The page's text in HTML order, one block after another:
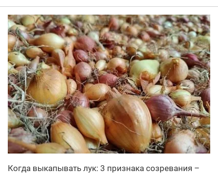
Когда выкапывать лук: 3 признака созревания –